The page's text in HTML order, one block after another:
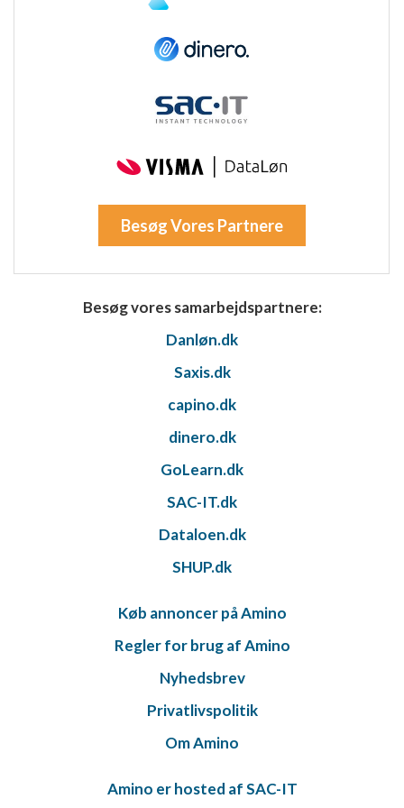
Besøg Vores Partnere
Besøg vores samarbejdspartnere:
Danløn.dk
Saxis.dk
capino.dk
dinero.dk
GoLearn.dk
SAC-IT.dk
Dataloen.dk
SHUP.dk
Køb annoncer på Amino
Regler for brug af Amino
Nyhedsbrev
Privatlivspolitik
Om Amino
Amino er hosted af SAC-IT